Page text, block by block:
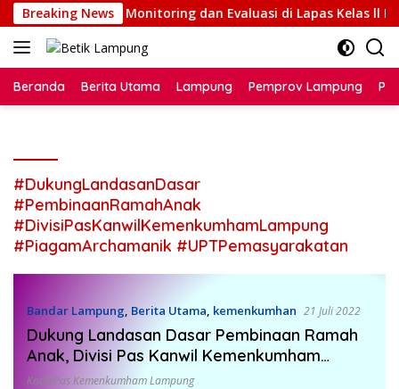
Langsung
ke
konten
Breaking News
Laksanakan Monitoring dan Evaluasi di Lapas Kelas ll
Beranda Berita Utama Lampung Pemprov Lampung
#DukungLandasanDasar
#PembinaanRamahAnak
#DivisiPasKanwilKemenkumhamLampung
#PiagamArchamanik #UPTPemasyarakatan
Bandar Lampung, Berita Utama, kemenkumhan 21 Juli 2022
Dukung Landasan Dasar Pembinaan Ramah
Anak, Divisi Pas Kanwil Kemenkumham
Lampung Bagikan Piagam Archamanik Pada
KadivPas Kemenkumham Lampung